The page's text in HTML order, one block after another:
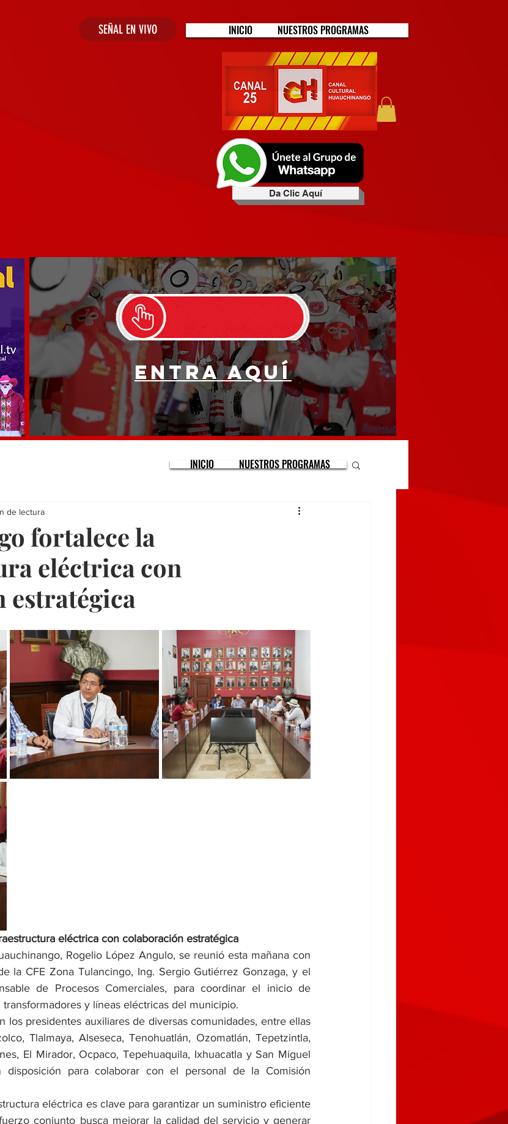
SEÑAL EN VIVO INICIO NUESTROS PROGRAMAS
Da Clic Aquí
Entra aquí
fortalece la
eléctrica con
estratégica
de lectura
eléctrica con colaboración estratégica
Rogelio López Angulo, se reunió esta mañana con
la CFE Zona Tulancingo, Ing. Sergio Gutiérrez Gonzaga, y el
de Procesos Comerciales, para coordinar el inicio de
y líneas eléctricas del municipio.
los presidentes auxiliares de diversas comunidades, entre ellas
Tlalmaya, Alseseca, Tenohuatlán, Ozomatlán, Tepetzintla,
El Mirador, Ocpaco, Tepehuaquila, Ixhuacatla y San Miguel
disposición para colaborar con el personal de la Comisión
eléctrica es clave para garantizar un suministro eficiente
conjunto busca mejorar la calidad del servicio y generar
INICIO NUESTROS PROGRAMAS